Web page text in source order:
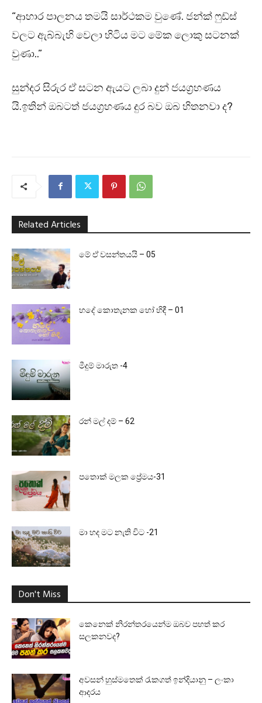
“ආහාර පාලනය තමයි සාර්ථකම වුණේ. ජන්ක් ෆුඩ්ස්
වලට ඇබ්බැහි වෙලා හිටිය මට මේක ලොකු සටනක්
වුණා..”
සුන්දර සිරුර ඒ සටන ඇයට ලබා දුන් ජයග්‍රහණය
යි.ඉතින් ඔබටත් ජයග්‍රහණය දුර බව ඔබ හිතනවා ද?
Related Articles
මේ ඒ වසන්තයයි – 05
හදේ කොතැනක හෝ හිඳී – 01
මීදුම් මාරුත -4
රන් මල් දම් – 62
පතොක් මලක ප්‍රේමය-31
මා හද මට නැති විට -21
Don't Miss
කෙනෙක් නිරන්තරයෙන්ම ඔබව පහත් කර
සලකනවද?
අවසන් හුස්මතෙක් රැකගත් ඉන්දියානු – ලංකා
ආදරය